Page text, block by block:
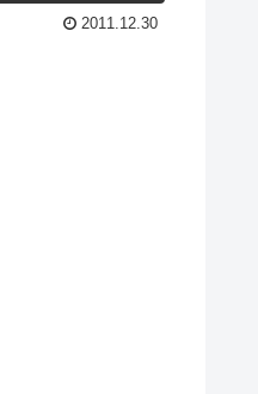
2011.12.30